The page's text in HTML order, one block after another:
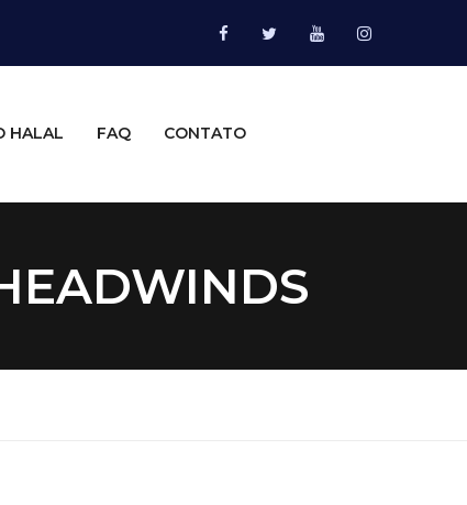
HALAL FAQ CONTATO